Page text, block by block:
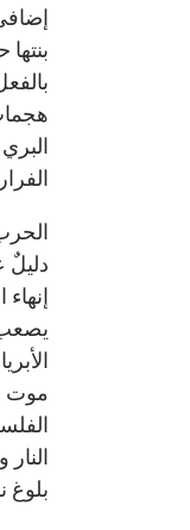
دليلٌ
يصعب
موت
بلوغ